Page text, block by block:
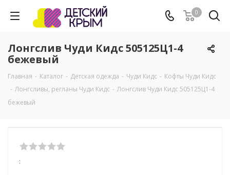
0
Лонгслив Чуди Кидс 505125Ц1-4
бежевый
Главная - Каталог - Детская одежда - Чуди Кидс - Кофты Чуди Кидс
- Лонгсливы, регланы Чуди Кидс - Лонгслив Чуди Кидс 505125Ц1-4
бежевый
: